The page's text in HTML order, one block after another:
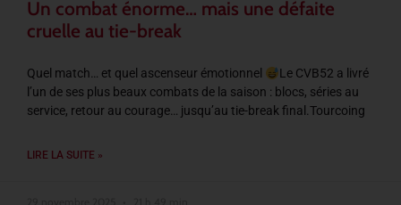
Un combat énorme… mais une défaite
cruelle au tie-break
Quel match… et quel ascenseur émotionnel
Le CVB52 a livré
l’un de ses plus beaux combats de la saison : blocs, séries au
service, retour au courage… jusqu’au tie-break final.Tourcoing
LIRE LA SUITE »